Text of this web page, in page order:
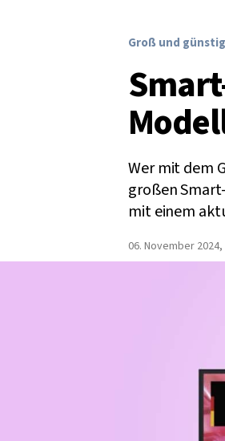
Groß und günstig
Wer mit dem
großen
mit einem
06. November 2024,